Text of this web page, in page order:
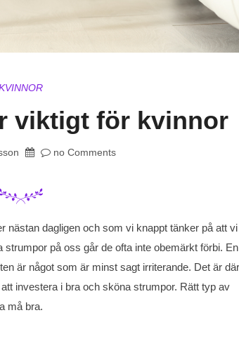
viktigt för kvinnor
no Comments
nästan dagligen och som vi knappt tänker på att vi
på oss går de ofta inte obemärkt förbi. En
är något som är minst sagt irriterande. Det är
investera i bra och sköna strumpor. Rätt typ av
må bra.